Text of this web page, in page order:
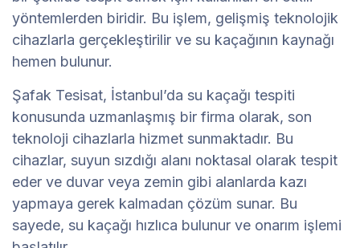
yöntemlerden biridir. Bu işlem, gelişmiş teknolojik
cihazlarla gerçekleştirilir ve su kaçağının kaynağı
hemen bulunur.
Şafak Tesisat, İstanbul’da su kaçağı tespiti
konusunda uzmanlaşmış bir firma olarak, son
teknoloji cihazlarla hizmet sunmaktadır. Bu
cihazlar, suyun sızdığı alanı noktasal olarak tespit
eder ve duvar veya zemin gibi alanlarda kazı
yapmaya gerek kalmadan çözüm sunar. Bu
sayede, su kaçağı hızlıca bulunur ve onarım işlemi